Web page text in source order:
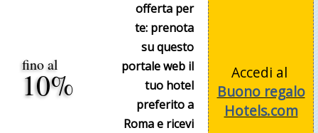
fino al
10%
offerta per
te: prenota
su questo
portale web il
tuo hotel
preferito a
Roma e ricevi
Accedi al
Buono regalo
Hotels.com